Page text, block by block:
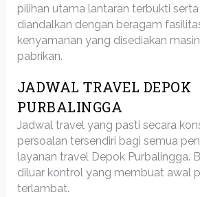
pilihan utama lantaran terbukti
diandalkan dengan beragam
kenyamanan yang disediakan
pabrikan.
JADWAL TRAVEL DEPOK
PURBALINGGA
Jadwal travel yang pasti secara
persoalan tersendiri bagi semua
layanan travel Depok Purbalingga.
diluar kontrol yang membuat awal
terlambat.